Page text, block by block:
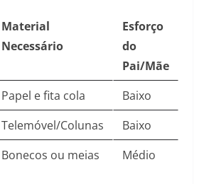
Material
Necessário
Esforço
do
Pai/Mãe
Papel e fita cola
Baixo
Telemóvel/Colunas
Baixo
Bonecos ou meias Médio